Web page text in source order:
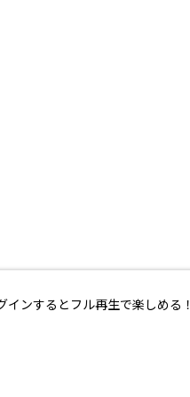
インするとフル再生で楽しめる！